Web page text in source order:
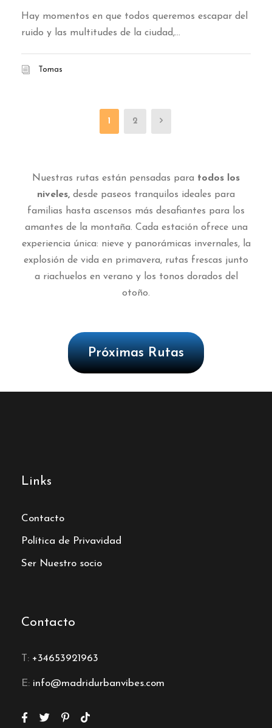
Hay momentos en que todos queremos escapar del
ruido y las multitudes de la ciudad,...
Tomas
1 2
Nuestras rutas están pensadas para todos los
niveles, desde paseos tranquilos ideales para
familias hasta ascensos más desafiantes para los
amantes de la montaña. Cada estación ofrece una
experiencia única: nieve y panorámicas invernales, la
explosión de vida en primavera, rutas frescas junto
a riachuelos en verano y los tonos dorados del
otoño.
Próximas Rutas
Links
Contacto
Política de Privavidad
Ser Nuestro socio
Contacto
T: +34653921963
E: info@madridurbanvibes.com